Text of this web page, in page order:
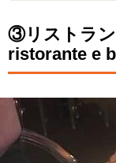
③リストラ
ristorante e